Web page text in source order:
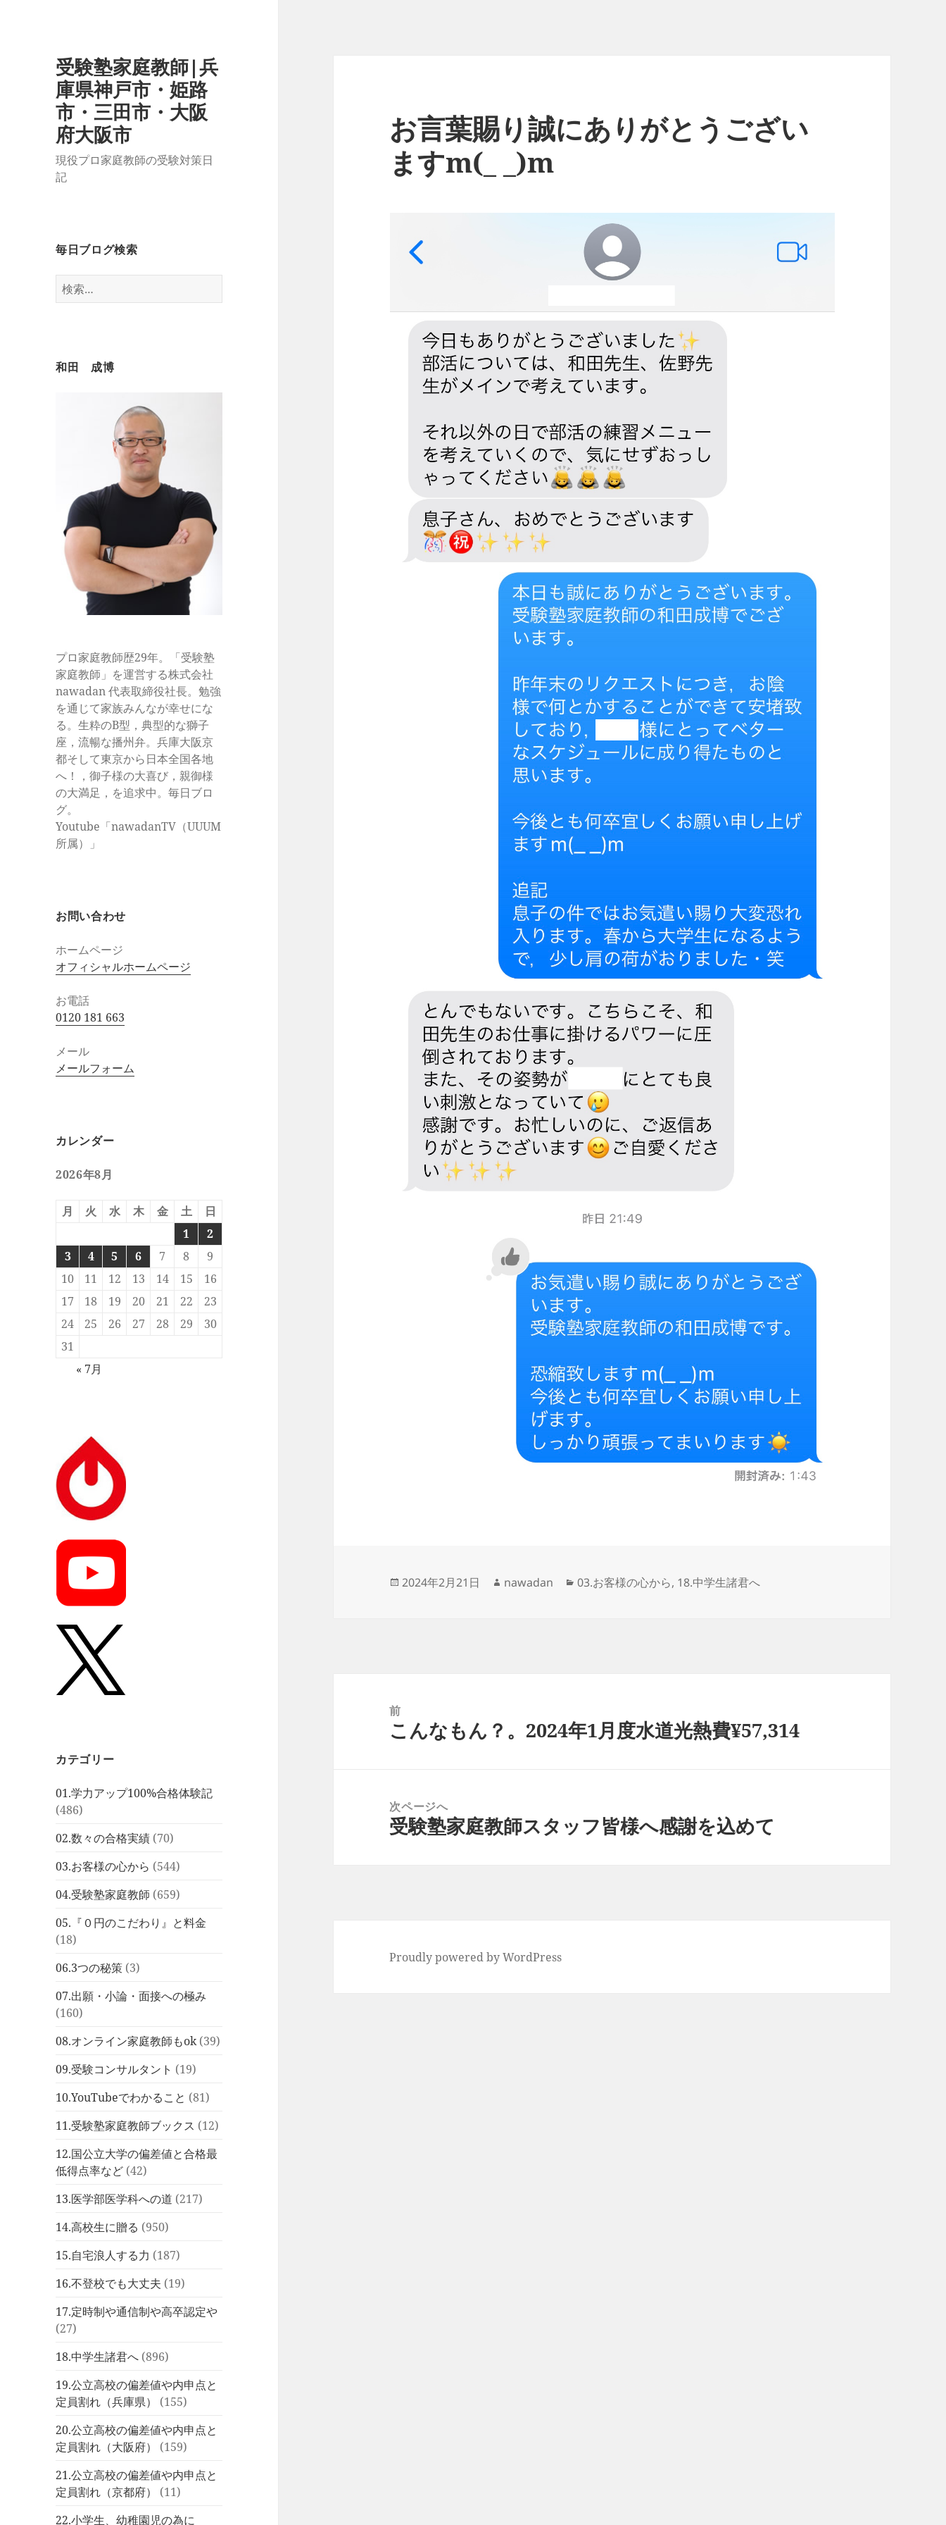
受験塾家庭教師|兵
庫県神戸市・姫路
市・三田市・大阪
府大阪市
現役プロ家庭教師の受験対策日
記
毎日ブログ検索
検
索:
和田 成博
プロ家庭教師歴29年。「受験塾
家庭教師」を運営する株式会社
nawadan 代表取締役社長。勉強
を通じて家族みんなが幸せにな
る。生粋のB型，典型的な獅子
座，流暢な播州弁。兵庫大阪京
都そして東京から日本全国各地
へ！，御子様の大喜び，親御様
の大満足，を追求中。毎日ブロ
グ。
Youtube「nawadanTV（UUUM
所属）」
お問い合わせ
ホームページ
オフィシャルホームページ
お電話
0120 181 663
メール
メールフォーム
カレンダー
2026年8月
月 火 水 木 金 土
日
1
2
3
4 5 6 7 8
9
10
11 12 13 14 15
16
17
18 19 20 21 22
23
24
25 26 27 28 29
30
31
« 7月
カテゴリー
01.学力アップ100%合格体験記
(486)
02.数々の合格実績 (70)
03.お客様の心から (544)
04.受験塾家庭教師 (659)
05.『０円のこだわり』と料金
(18)
06.3つの秘策 (3)
07.出願・小論・面接への極み
(160)
08.オンライン家庭教師もok(39)
09.受験コンサルタント (19)
10.YouTubeでわかること (81)
11.受験塾家庭教師ブックス (12)
12.国公立大学の偏差値と合格最
低得点率など (42)
13.医学部医学科への道 (217)
14.高校生に贈る (950)
15.自宅浪人する力 (187)
16.不登校でも大丈夫 (19)
17.定時制や通信制や高卒認定や
(27)
18.中学生諸君へ (896)
19.公立高校の偏差値や内申点と
定員割れ（兵庫県）
(155)
20.公立高校の偏差値や内申点と
定員割れ（大阪府）
(159)
21.公立高校の偏差値や内申点と
定員割れ（京都府）
(11)
22.小学生、幼稚園児の為に
お言葉賜り誠にありがとうござい
ますm(_ _)m
投
2024年2月21日
作
nawadan
カ
03.お客様の心から, 18.中学生諸君へ
前
前
こんなもん？。2024年1月度水道光熱費¥57,314
次ページへ
次
受験塾家庭教師スタッフ皆様へ感謝を込めて
Proudly powered by WordPress